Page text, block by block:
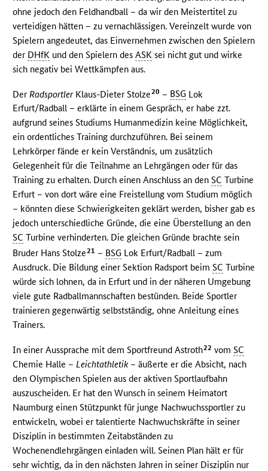
ohne jedoch den Feldhandball – da wir den Meistertitel zu
verteidigen hätten – zu vernachlässigen. Vereinzelt wurde von
Spielern angedeutet, das Einvernehmen zwischen den Spielern
der DHfK und den Spielern desASK sei nicht gut und wirke
sich negativ bei Wettkämpfen aus.
Der RadsportlerKlaus-Dieter Stolze20 – BSG Lok
Erfurt/Radball – erklärte in einem Gespräch, er habe zzt.
aufgrund seines Studiums Humanmedizin keine Möglichkeit,
ein ordentliches Training durchzuführen. Bei seinem
Lehrkörper fände er kein Verständnis, um zusätzlich
Gelegenheit für die Teilnahme an Lehrgängen oder für das
Training zu erhalten. Durch einen Anschluss an denSC Turbine
Erfurt – von dort wäre eine Freistellung vom Studium möglich
– könnten diese Schwierigkeiten geklärt werden, bisher gab es
jedoch unterschiedliche Gründe, die eine Überstellung an den
SC Turbine verhinderten. Die gleichen Gründe brachte sein
Bruder Hans Stolze21 – BSG Lok Erfurt/Radball – zum
Ausdruck. Die Bildung einer Sektion Radsport beimSC Turbine
würde sich lohnen, da in Erfurt und in der näheren Umgebung
viele gute Radballmannschaften bestünden. Beide Sportler
trainieren gegenwärtig selbstständig, ohne Anleitung eines
Trainers.
In einer Aussprache mit dem Sportfreund Astroth22 vomSC
Chemie Halle –Leichtathletik – äußerte er die Absicht, nach
den Olympischen Spielen aus der aktiven Sportlaufbahn
auszuscheiden. Er hat den Wunsch in seinem Heimatort
Naumburg einen Stützpunkt für junge Nachwuchssportler zu
entwickeln, wobei er talentierte Nachwuchskräfte in seiner
Disziplin in bestimmten Zeitabständen zu
Wochenendlehrgängen einladen will. Seinen Plan hält er für
sehr wichtig, da in den nächsten Jahren in seiner Disziplin nur